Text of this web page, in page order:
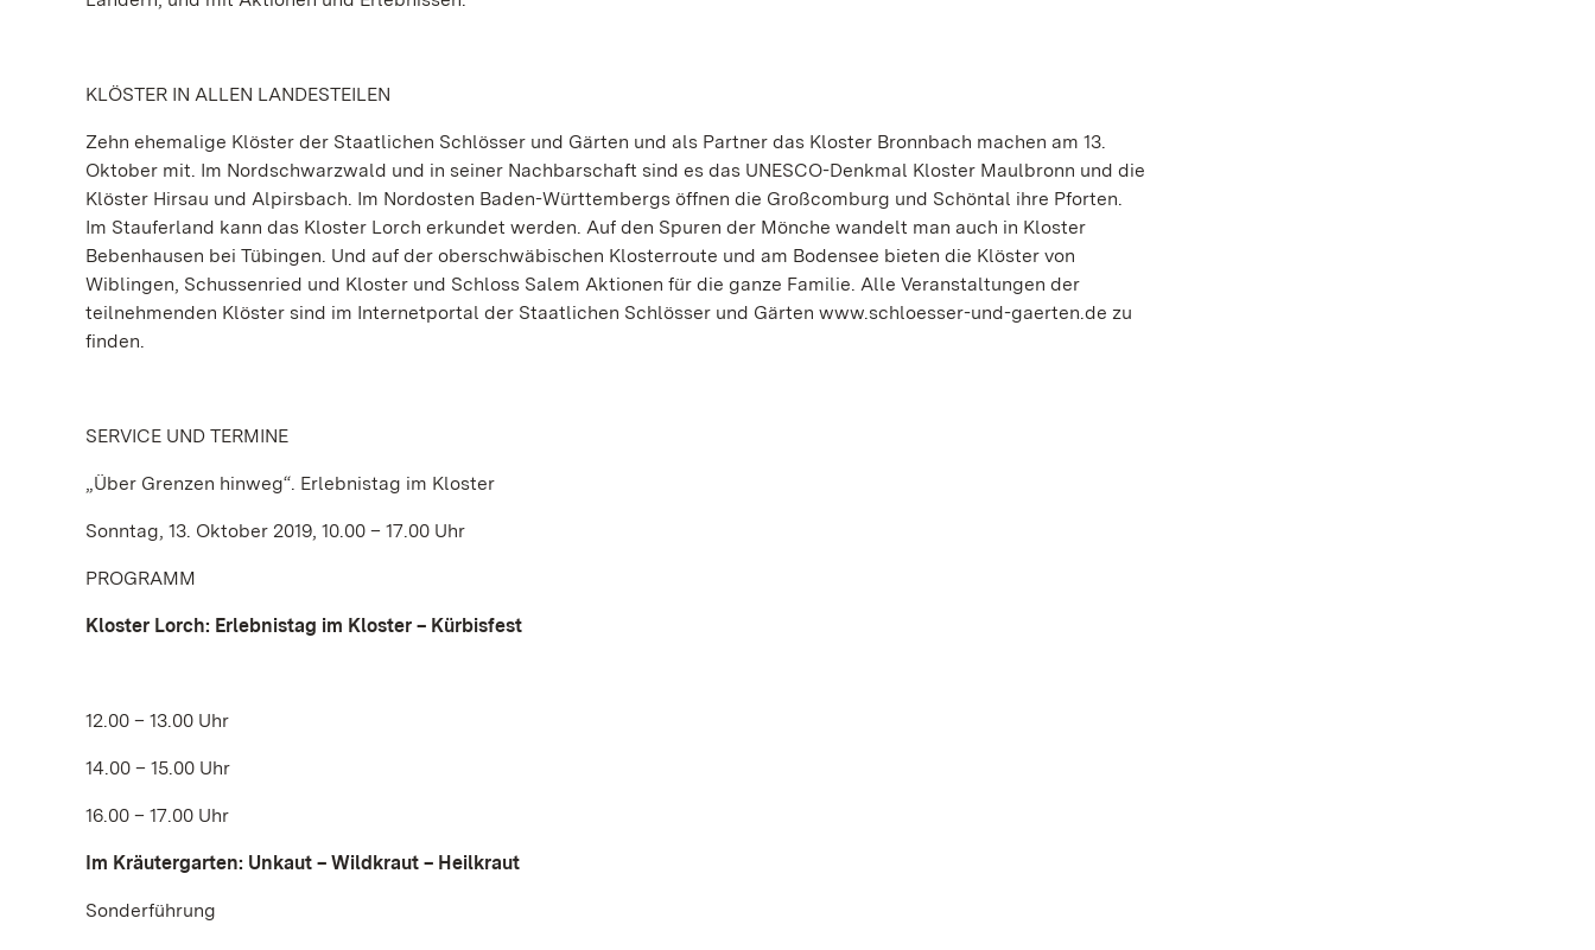
KLÖSTER IN ALLEN LANDESTEILEN
Zehn ehemalige Klöster der Staatlichen Schlösser und Gärten und als Partner das Kloster Bronnbach machen am 13.
Oktober mit. Im Nordschwarzwald und in seiner Nachbarschaft sind es das UNESCO-Denkmal Kloster Maulbronn und die
Klöster Hirsau und Alpirsbach. Im Nordosten Baden-Württembergs öffnen die Großcomburg und Schöntal ihre Pforten.
Im Stauferland kann das Kloster Lorch erkundet werden. Auf den Spuren der Mönche wandelt man auch in Kloster
Bebenhausen bei Tübingen. Und auf der oberschwäbischen Klosterroute und am Bodensee bieten die Klöster von
Wiblingen, Schussenried und Kloster und Schloss Salem Aktionen für die ganze Familie. Alle Veranstaltungen der
teilnehmenden Klöster sind im Internetportal der Staatlichen Schlösser und Gärten www.schloesser-und-gaerten.de zu
finden.
SERVICE UND TERMINE
„Über Grenzen hinweg“. Erlebnistag im Kloster
Sonntag, 13. Oktober 2019, 10.00 – 17.00 Uhr
PROGRAMM
Kloster Lorch: Erlebnistag im Kloster – Kürbisfest
12.00 – 13.00 Uhr
14.00 – 15.00 Uhr
16.00 – 17.00 Uhr
Im Kräutergarten: Unkaut – Wildkraut – Heilkraut
Sonderführung